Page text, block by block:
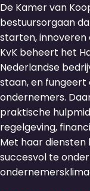
De Kamer van
bestuursorgaan
starten, innoveren
KvK beheert het
Nederlandse
staan, en
ondernemers.
praktische
regelgeving,
Met haar diensten
succesvol te